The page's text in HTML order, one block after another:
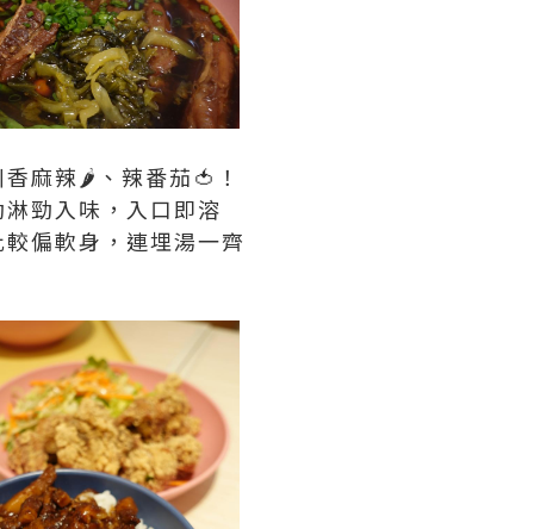
麻辣🌶️、辣番茄🍅！
勁入味，入口即溶
偏軟身，連埋湯一齊